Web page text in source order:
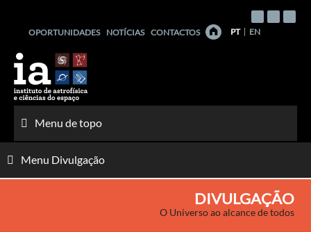
conteúdo
OPORTUNIDADES NOTÍCIAS CONTACTOS PT EN
Menu de topo
Menu Divulgação
DIVULGAÇÃO
O Universo ao alcance de todos